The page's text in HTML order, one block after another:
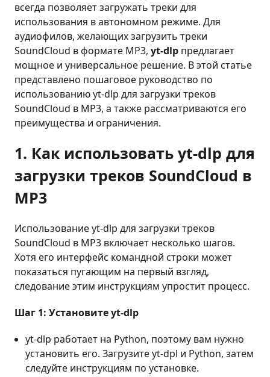
всегда позволяет загружать треки для
использования в автономном режиме. Для
аудиофилов, желающих загрузить треки
SoundCloud в формате MP3, yt-dlp предлагает
мощное и универсальное решение. В этой статье
представлено пошаговое руководство по
использованию yt-dlp для загрузки треков
SoundCloud в MP3, а также рассматриваются его
преимущества и ограничения.
1. Как использовать yt-dlp для
загрузки треков SoundCloud в
MP3
Использование yt-dlp для загрузки треков
SoundCloud в MP3 включает несколько шагов.
Хотя его интерфейс командной строки может
показаться пугающим на первый взгляд,
следование этим инструкциям упростит процесс.
Шаг 1: Установите yt-dlp
yt-dlp работает на Python, поэтому вам нужно
установить его. Загрузите yt-dpl и Python, затем
следуйте инструкциям по установке.